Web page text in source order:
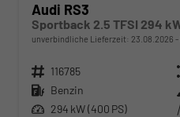
Audi RS3
unverbindliche Lieferzeit: 23.08.2026
Fahrzeugnr. 116785
Kraftstoff Benzin
Leistung 294 kW (400 PS)